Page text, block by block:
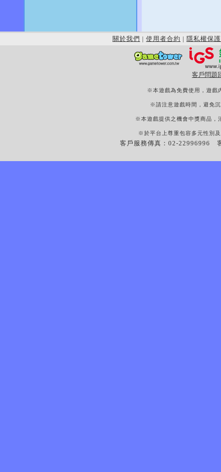
關於我們 | 使用者合約 | 隱私權保護
客戶問題
※本遊戲為免費使用，遊戲
※請注意遊戲時間，避免
※本遊戲提供之機會中獎商品，
※於平台上尊重包容多元性別
客戶服務傳真：02-22996996